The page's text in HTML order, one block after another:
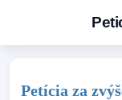
Petícia za